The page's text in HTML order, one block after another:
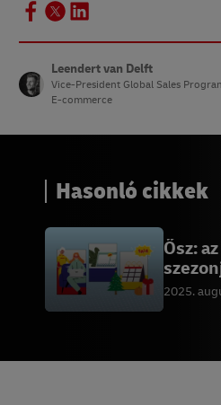
Leendert van Delft
Vice-President Global Sales
E-commerce
Hasonló cikkek
Ősz:
2025.